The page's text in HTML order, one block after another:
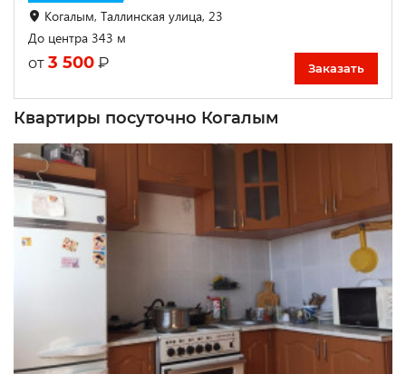
Когалым, Таллинская улица, 23
До центра 343 м
от 3 500 ₽ Заказать
Квартиры посуточно Когалым